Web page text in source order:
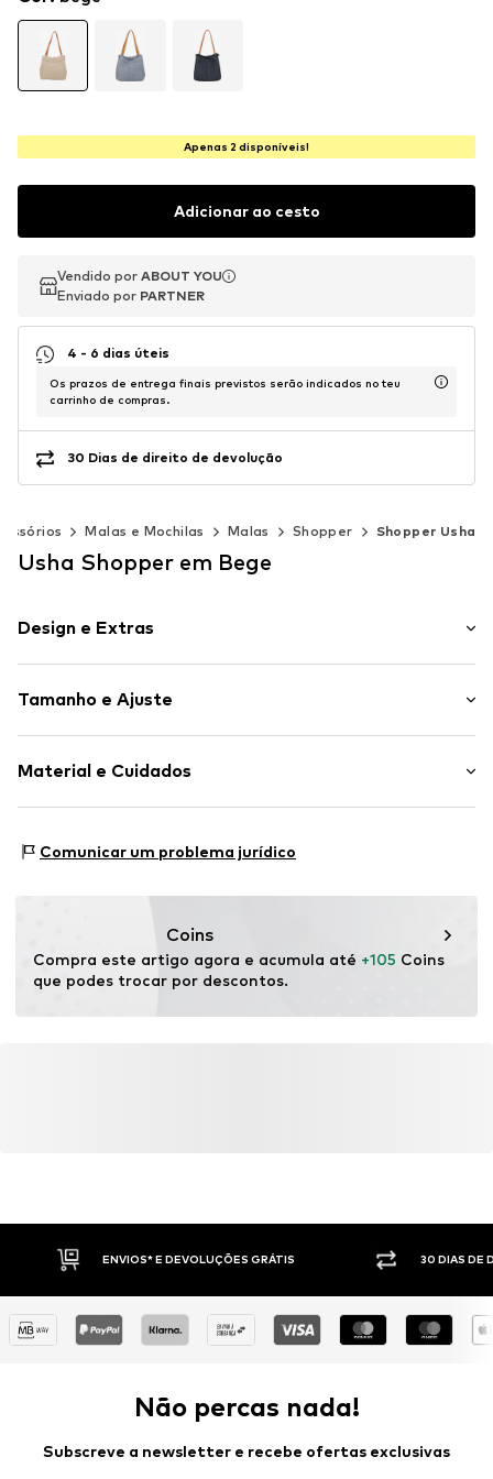
Apenas 2 disponíveis!
Adicionar ao cesto
Vendido por ABOUT YOU
Enviado por PARTNER
Vendido por ABOUT YOU
Enviado por PARTNER
4 - 6 dias úteis
Os prazos de entrega finais previstos serão indicados no teu
carrinho de compras.
30 Dias de direito de devolução
Malas e Mochilas Malas Shopper Shopper Usha
Usha Shopper em Bege
Design e Extras
Algodão
Bolso interior
Botão de pressão
Artigo n º. 5907871152621
Tamanho e Ajuste
Material e Cuidados
Revestimento: Algodão
Comunicar um problema jurídico
Coins
Compra este artigo agora e acumula até +105 Coins
que podes trocar por descontos.
ENVIOS* E DEVOLUÇÕES GRÁTIS 30 DIAS DE
Não percas nada!
Subscreve a newsletter e recebe ofertas exclusivas